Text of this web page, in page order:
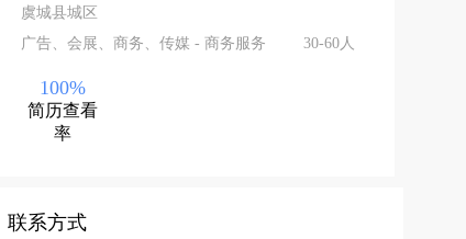
虞城县城区
广告、会展、商务、传媒 - 商务服务
30-60人
100%
简历查看
率
联系方式